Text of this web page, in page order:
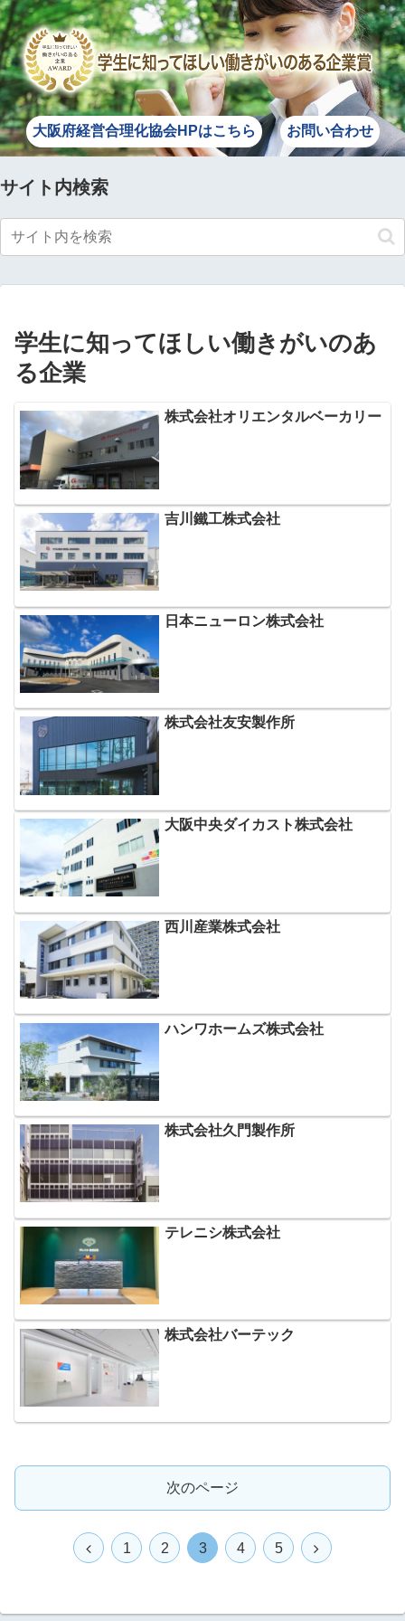
大阪府経営合理化協会HPはこちら お問い合わせ
サイト内検索
学生に知ってほしい働きがいのあ
る企業
株式会社オリエンタルベーカリー
吉川鐵工株式会社
日本ニューロン株式会社
株式会社友安製作所
大阪中央ダイカスト株式会社
西川産業株式会社
ハンワホームズ株式会社
株式会社久門製作所
テレニシ株式会社
株式会社バーテック
次のページ
前
1 2 3 4 5
次